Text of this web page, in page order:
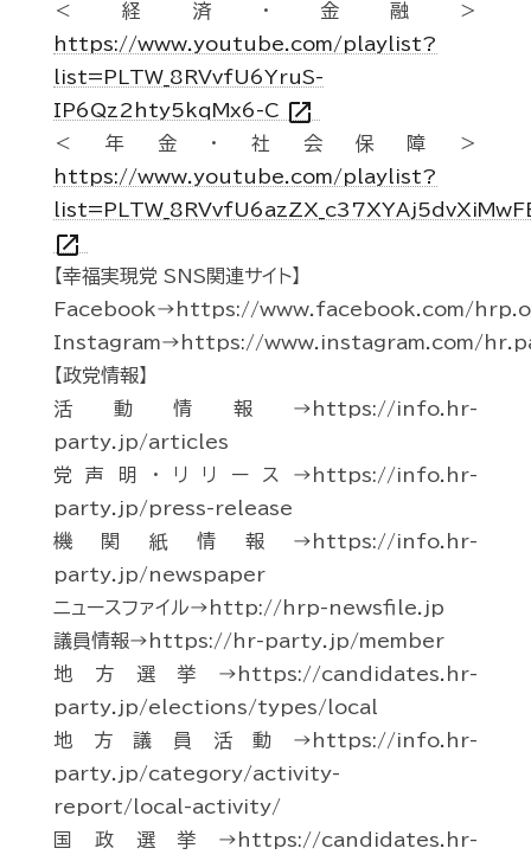
＜経済・金融＞
https://www.youtube.com/playlist?
list=PLTW_8RVvfU6YruS-
IP6Qz2hty5kqMx6-C open_in_new
＜年金・社会保障＞
https://www.youtube.com/playlist?
open_in_new
【幸福実現党 SNS関連サイト】
Facebook→https://www.facebook.com/
Instagram→https://www.instagram.com/
【政党情報】
活動情報→https://info.hr-
party.jp/articles
党声明・リリース→https://info.hr-
party.jp/press-release
機関紙情報→https://info.hr-
party.jp/newspaper
ニュースファイル→http://hrp-newsfile.jp
議員情報→https://hr-party.jp/member
地方選挙→https://candidates.hr-
party.jp/elections/types/local
地方議員活動→https://info.hr-
party.jp/category/activity-
report/local-activity/
国政選挙→https://candidates.hr-